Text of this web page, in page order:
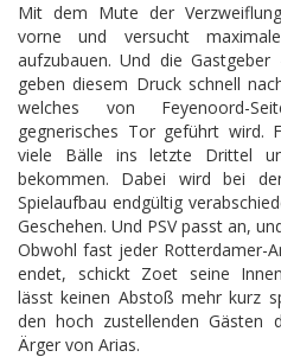
Mit dem Mute der
vorne und versucht
aufzubauen. Und die
geben diesem Druck schnell
welches von Feyenoord-
gegnerisches Tor geführt wird.
viele Bälle ins letzte Drittel
bekommen. Dabei wird bei
Spielaufbau endgültig
Geschehen. Und PSV passt an,
Obwohl fast jeder Rotterdamer-
endet, schickt Zoet seine
lässt keinen Abstoß mehr kurz
den hoch zustellenden Gästen
Ärger von Arias.